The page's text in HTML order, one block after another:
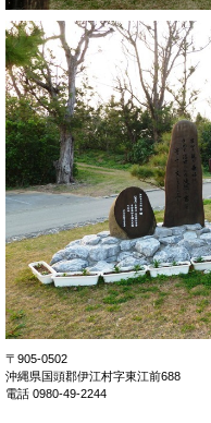
〒905-0502
沖縄県国頭郡伊江村字東江前688
電話 0980-49-2244